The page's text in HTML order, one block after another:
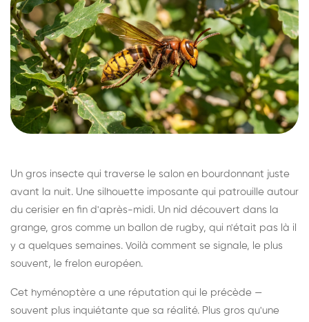
Un gros insecte qui traverse le salon en bourdonnant juste
avant la nuit. Une silhouette imposante qui patrouille autour
du cerisier en fin d'après-midi. Un nid découvert dans la
grange, gros comme un ballon de rugby, qui n'était pas là il
y a quelques semaines. Voilà comment se signale, le plus
souvent, le frelon européen.
Cet hyménoptère a une réputation qui le précède —
souvent plus inquiétante que sa réalité. Plus gros qu'une